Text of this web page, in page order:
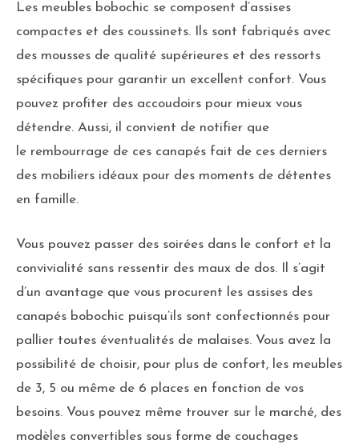
Les meubles bobochic se composent d’assises
compactes et des coussinets. Ils sont fabriqués avec
des mousses de qualité supérieures et des ressorts
spécifiques pour garantir un excellent confort. Vous
pouvez profiter des accoudoirs pour mieux vous
détendre. Aussi, il convient de notifier que
le rembourrage de ces canapés fait de ces derniers
des mobiliers idéaux pour des moments de détentes
en famille.
Vous pouvez passer des soirées dans le confort et la
convivialité sans ressentir des maux de dos. Il s’agit
d’un avantage que vous procurent les assises des
canapés bobochic puisqu’ils sont confectionnés pour
pallier toutes éventualités de malaises. Vous avez la
possibilité de choisir, pour plus de confort, les meubles
de 3, 5 ou même de 6 places en fonction de vos
besoins. Vous pouvez même trouver sur le marché, des
modèles convertibles sous forme de couchages